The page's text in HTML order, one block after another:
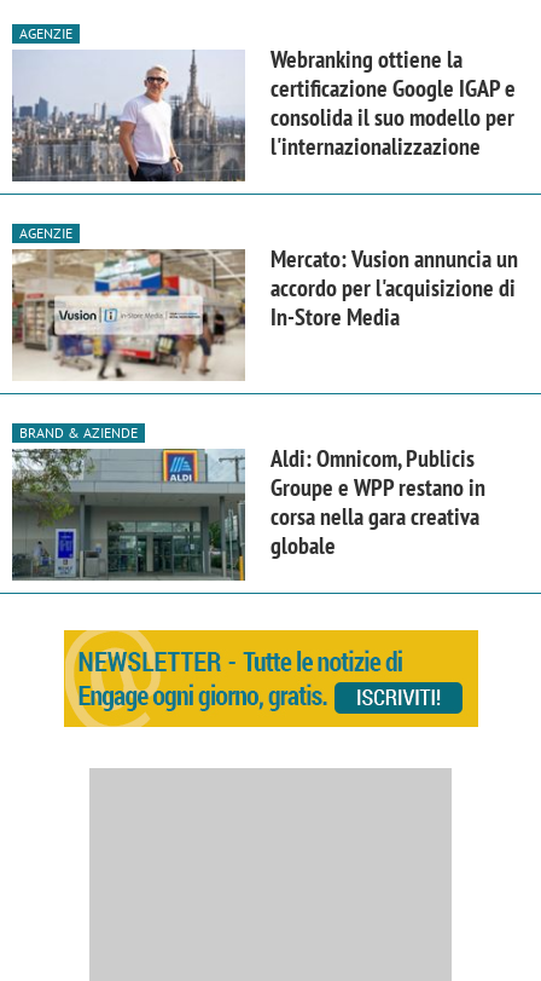
AGENZIE
Webranking ottiene la
certificazione Google IGAP e
consolida il suo modello per
l'internazionalizzazione
AGENZIE
Mercato: Vusion annuncia un
accordo per l'acquisizione di
In-Store Media
BRAND & AZIENDE
Aldi: Omnicom, Publicis
Groupe e WPP restano in
corsa nella gara creativa
globale